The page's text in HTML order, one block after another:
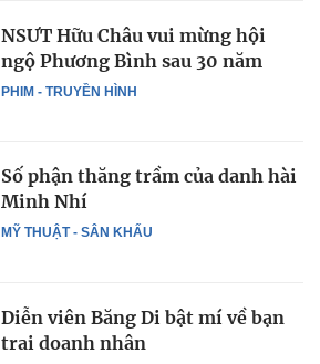
PHIM - TRUYỀN HÌNH
NSƯT Hữu Châu vui mừng hội
ngộ Phương Bình sau 30 năm
MỸ THUẬT - SÂN KHẤU
Số phận thăng trầm của danh hài
Minh Nhí
Diễn viên Băng Di bật mí về bạn
trai doanh nhân